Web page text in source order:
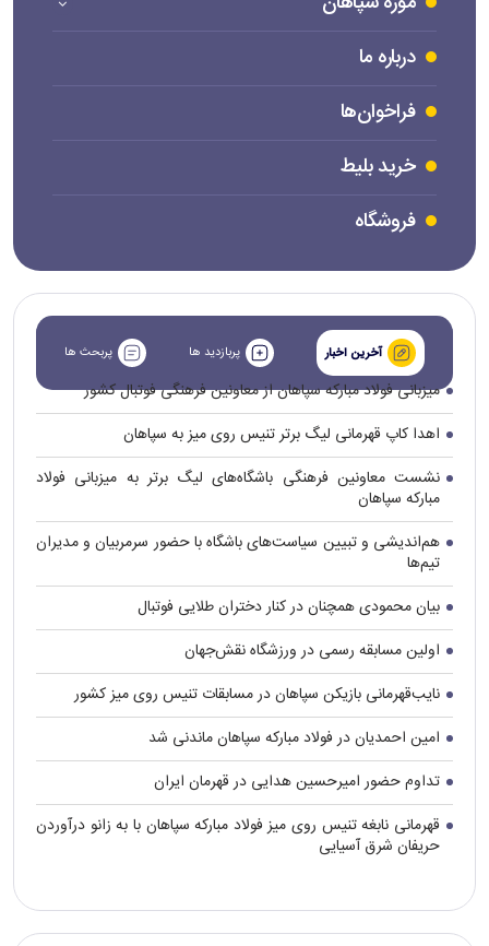
درباره ما
فراخوان‌ها
خرید بلیط
فروشگاه
آخرین اخبار پربازدید ها پربحث ها
میزبانی فولاد مبارکه سپاهان از معاونین فرهنگی فوتبال کشور
اهدا کاپ قهرمانی لیگ برتر تنیس روی میز به سپاهان
نشست معاونین فرهنگی باشگاه‌های لیگ برتر به میزبانی فولاد
مبارکه سپاهان
هم‌اندیشی و تبیین سیاست‌های باشگاه با حضور سرمربیان و مدیران
تیم‌ها
بیان محمودی همچنان در کنار دختران طلایی فوتبال
اولین مسابقه رسمی در ورزشگاه نقش‌جهان
نایب‌قهرمانی بازیکن سپاهان در مسابقات تنیس روی میز کشور
امین احمدیان در فولاد مبارکه سپاهان ماندنی شد
تداوم حضور امیرحسین هدایی در قهرمان ایران
قهرمانی نابغه تنیس روی میز فولاد مبارکه سپاهان با به زانو درآوردن
حریفان شرق آسیایی